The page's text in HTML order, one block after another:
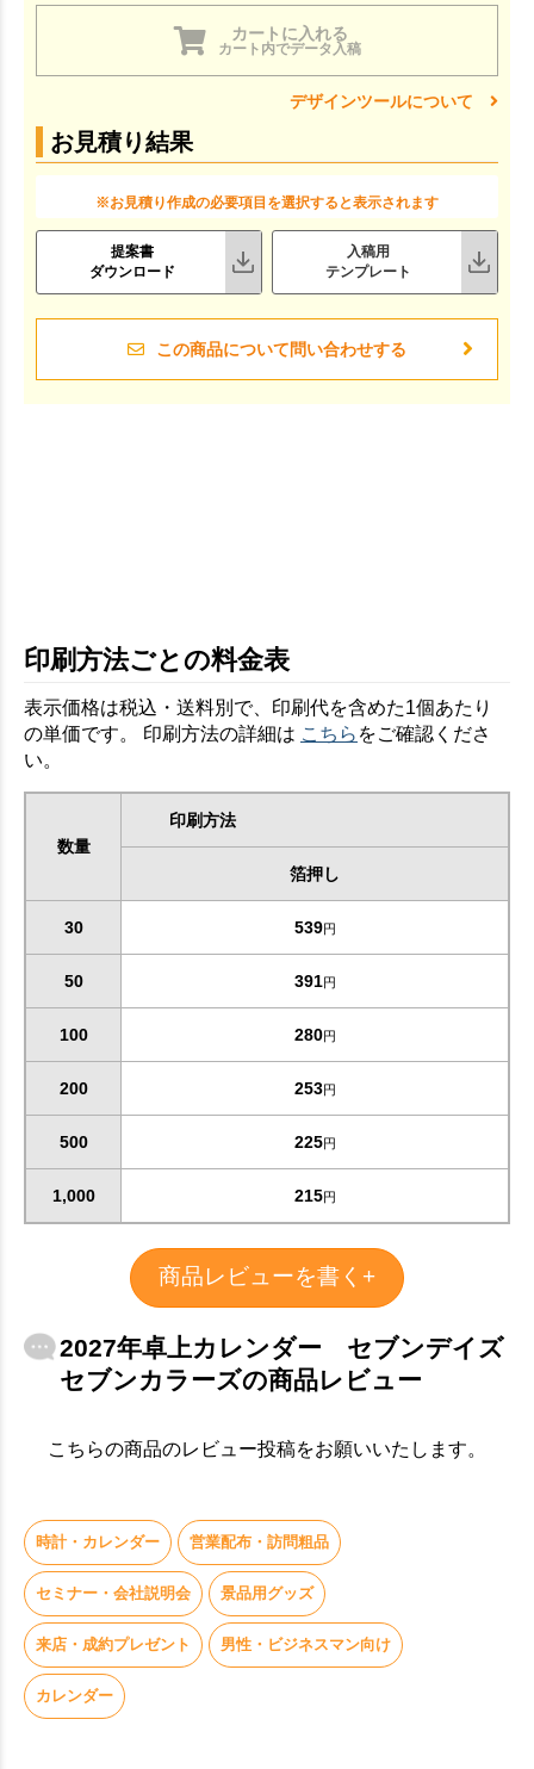
カートに入れる
カート内でデータ入稿
デザインツールについて
お見積り結果
※お見積り作成の必要項目を選択すると表示されます
提案書
ダウンロード
入稿用
テンプレート
この商品について問い合わせする
お買い物を続ける カートへ進む
印刷方法ごとの料金表
表示価格は税込・送料別で、印刷代を含めた1個あたり
の単価です。 印刷方法の詳細は こちら をご確認くださ
い。
数量
印刷方法
箔押し
30 539円
50 391円
100 280円
200 253円
500 225円
1,000 215円
商品レビューを書く+
2027年卓上カレンダー セブンデイズ
セブンカラーズの商品レビュー
こちらの商品のレビュー投稿をお願いいたします。
時計・カレンダー 営業配布・訪問粗品
セミナー・会社説明会 景品用グッズ
来店・成約プレゼント 男性・ビジネスマン向け
カレンダー